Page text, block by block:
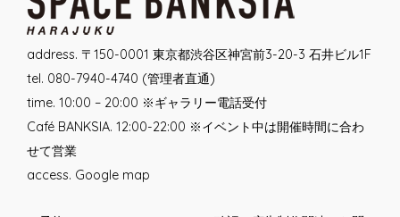
address. 〒150-0001 東京都渋谷区神宮前3-20-3 石井ビル1F
tel. 080-7940-4740 (管理者直通)
time. 10:00 – 20:00 ※ギャラリー電話受付
Café BANKSIA. 12:00-22:00 ※イベント中は開催時間に合わ
せて営業
access. Google map